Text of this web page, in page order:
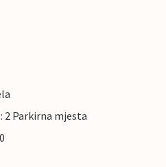
2 Parkirna mjesta